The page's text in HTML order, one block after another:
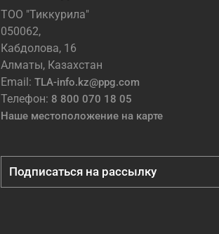
ТОО "Тиккурила"
050062,
Кабдолова, 16
Алматы, Казахстан
Email: TLA-info.kz@ppg.com
Телефон: 8 800 070 18 05
Наше местоположение на карте
Подписаться на рассылку